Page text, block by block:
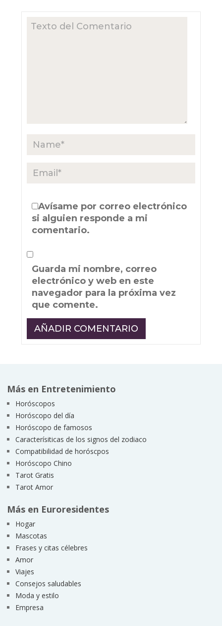
Avísame por correo electrónico
si alguien responde a mi
comentario.
Guarda mi nombre, correo
electrónico y web en este
navegador para la próxima vez
que comente.
Más en Entretenimiento
Horóscopos
Horóscopo del día
Horóscopo de famosos
Caracterísiticas de los signos del zodiaco
Compatibilidad de horóscpos
Horóscopo Chino
Tarot Gratis
Tarot Amor
Más en Euroresidentes
Hogar
Mascotas
Frases y citas célebres
Amor
Viajes
Consejos saludables
Moda y estilo
Empresa